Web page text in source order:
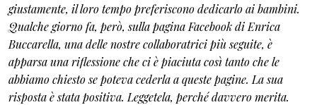
giustamente, il loro tempo preferiscono dedicarlo ai bambini.
Qualche giorno fa, però, sulla pagina Facebook di Enrica
Buccarella, una delle nostre collaboratrici più seguite, è
apparsa una riflessione che ci è piaciuta così tanto che le
abbiamo chiesto se poteva cederla a queste pagine. La sua
risposta è stata positiva. Leggetela, perché davvero merita.